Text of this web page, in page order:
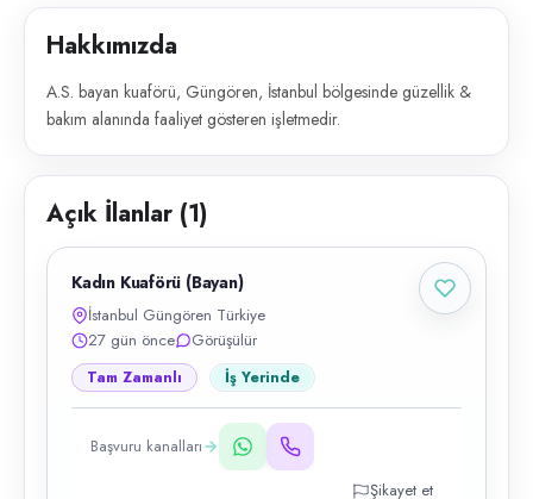
Hakkımızda
A.S. bayan kuaförü, Güngören, İstanbul bölgesinde güzellik &
bakım alanında faaliyet gösteren işletmedir.
Açık İlanlar (1)
Kadın Kuaförü (Bayan)
İstanbul Güngören Türkiye
27 gün önce
Görüşülür
Tam Zamanlı İş Yerinde
Başvuru kanalları
Şikayet et